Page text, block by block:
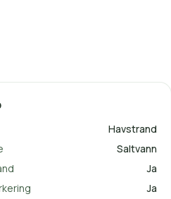
Havstrand
Saltvann
Ja
Ja